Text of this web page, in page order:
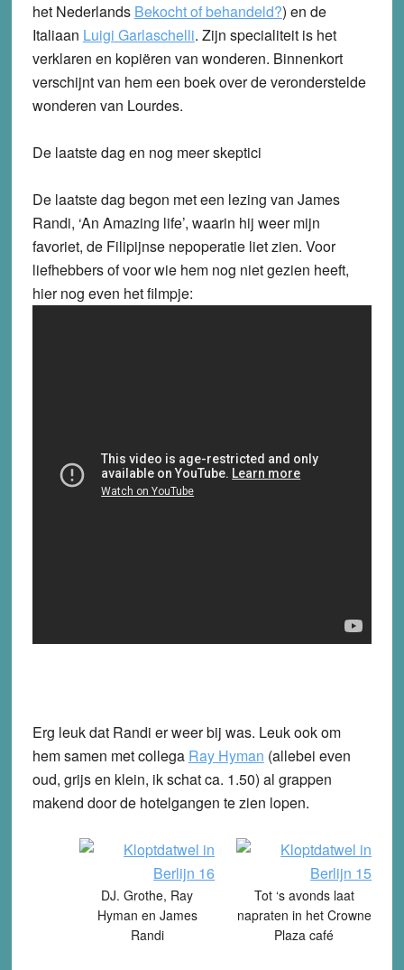
het Nederlands Bekocht of behandeld?) en de
Italiaan Luigi Garlaschelli. Zijn specialiteit is het
verklaren en kopiëren van wonderen. Binnenkort
verschijnt van hem een boek over de veronderstelde
wonderen van Lourdes.
De laatste dag en nog meer skeptici
De laatste dag begon met een lezing van James
Randi, ‘An Amazing life’, waarin hij weer mijn
favoriet, de Filipijnse nepoperatie liet zien. Voor
liefhebbers of voor wie hem nog niet gezien heeft,
hier nog even het filmpje:
Erg leuk dat Randi er weer bij was. Leuk ook om
hem samen met collega Ray Hyman (allebei even
oud, grijs en klein, ik schat ca. 1.50) al grappen
makend door de hotelgangen te zien lopen.
Tot ‘s avonds laat
napraten in het Crowne
Plaza café
DJ. Grothe, Ray
Hyman en James
Randi